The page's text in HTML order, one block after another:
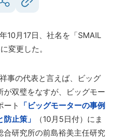
10月17日、社名を「SMAIL
変更した。
事の代表と言えば、ビッグ
双璧をなすが、ビッグモー
ート
「ビッグモーターの事例
止策」
（10月5日付）にま
合研究所の前島裕美主任研究